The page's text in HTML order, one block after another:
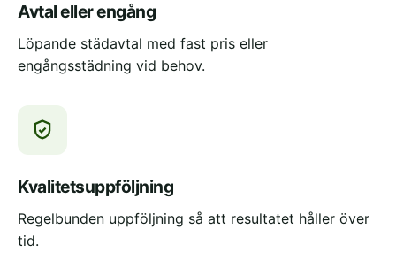
Avtal eller engång
Löpande städavtal med fast pris eller
engångsstädning vid behov.
Kvalitetsuppföljning
Regelbunden uppföljning så att resultatet håller över
tid.